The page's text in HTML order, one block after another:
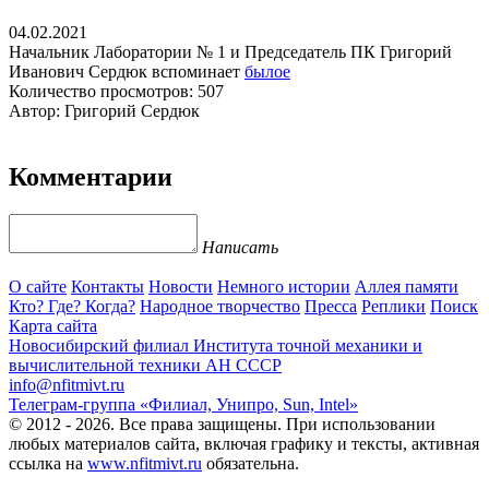
04.02.2021
Начальник Лаборатории № 1 и Председатель ПК Григорий
Иванович Сердюк вспоминает былое
Количество просмотров: 507
Автор: Григорий Сердюк
Комментарии
Написать
О сайте Контакты Новости Немного истории Аллея памяти
Кто? Где? Когда? Народное творчество Пресса Реплики Поиск
Карта сайта
Новосибирский филиал Института точной механики и
вычислительной техники АН СССР
info@nfitmivt.ru
Телеграм-группа «Филиал, Унипро, Sun, Intel»
© 2012 - 2026. Все права защищены. При использовании
любых материалов сайта, включая графику и тексты, активная
ссылка на www.nfitmivt.ru обязательна.